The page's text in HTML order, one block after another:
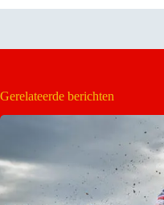
Gerelateerde berichten